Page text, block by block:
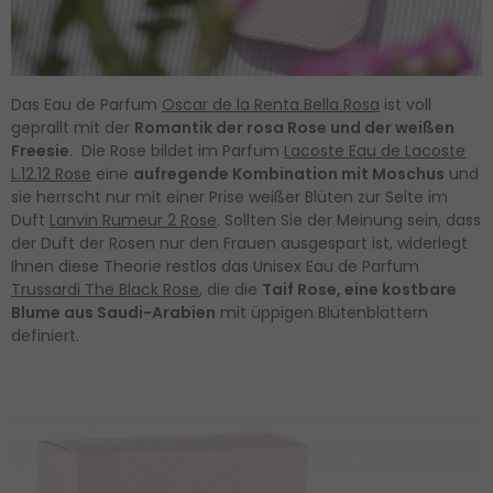
Das Eau de Parfum Oscar de la Renta Bella Rosa ist voll
geprallt mit der Romantik der rosa Rose und der weißen
Freesie. Die Rose bildet im Parfum Lacoste Eau de Lacoste
L.12.12 Rose eine aufregende Kombination mit Moschus und
sie herrscht nur mit einer Prise weißer Blüten zur Seite im
Duft Lanvin Rumeur 2 Rose. Sollten Sie der Meinung sein, dass
der Duft der Rosen nur den Frauen ausgespart ist, widerlegt
Ihnen diese Theorie restlos das Unisex Eau de Parfum
Trussardi The Black Rose, die die Taif Rose, eine kostbare
Blume aus Saudi-Arabien mit üppigen Blütenblättern
definiert.